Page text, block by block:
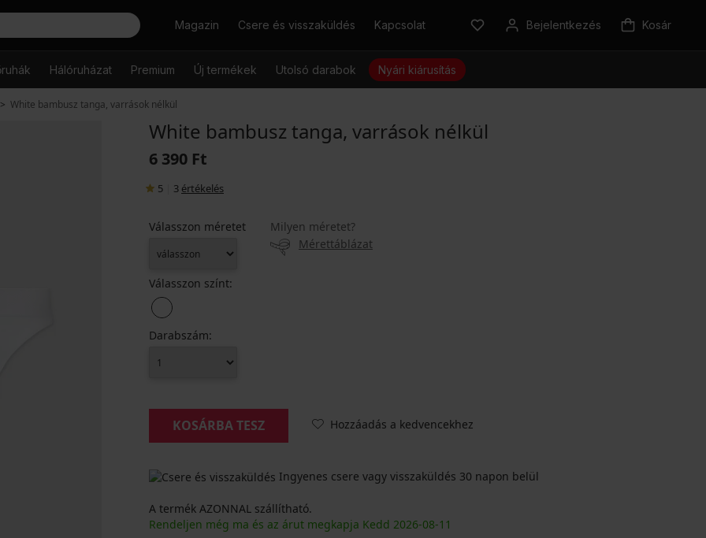
KeresésMagazin Csere és visszaküldés Kapcsolat Bejelentkezés Kosár
Hálóruházat Premium Új termékek Utolsó darabok Nyári kiárusítás
White bambusz tanga, varrások nélkül
White bambusz tanga, varrások nélkül
6 390 Ft
5 3 értékelés
Válasszon méretet
Milyen méretet?
Mérettáblázat
Válasszon színt:
Darabszám:
KOSÁRBA TESZ Hozzáadás a kedvencekhez
Ingyenes csere vagy visszaküldés 30 napon belül
A termék AZONNAL szállítható.
Rendeljen még ma és az árut megkapja Kedd 2026-08-11